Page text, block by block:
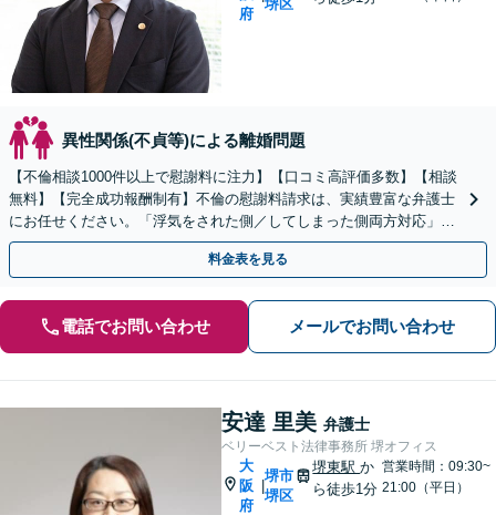
府
堺区
異性関係(不貞等)による離婚問題
【不倫相談1000件以上で慰謝料に注力】【口コミ高評価多数】【相談
無料】【完全成功報酬制有】不倫の慰謝料請求は、実績豊富な弁護士
にお任せください。「浮気をされた側／してしまった側両方対応」人
情派弁護士！
料金表を見る
電話でお問い合わせ メールでお問い合わせ
安達 里美 弁護士
ベリーベスト法律事務所 堺オフィス
大
阪
府
|
堺市
堺区
堺東駅か
ら徒歩1分
営業時間：09:30~
21:00（平日）